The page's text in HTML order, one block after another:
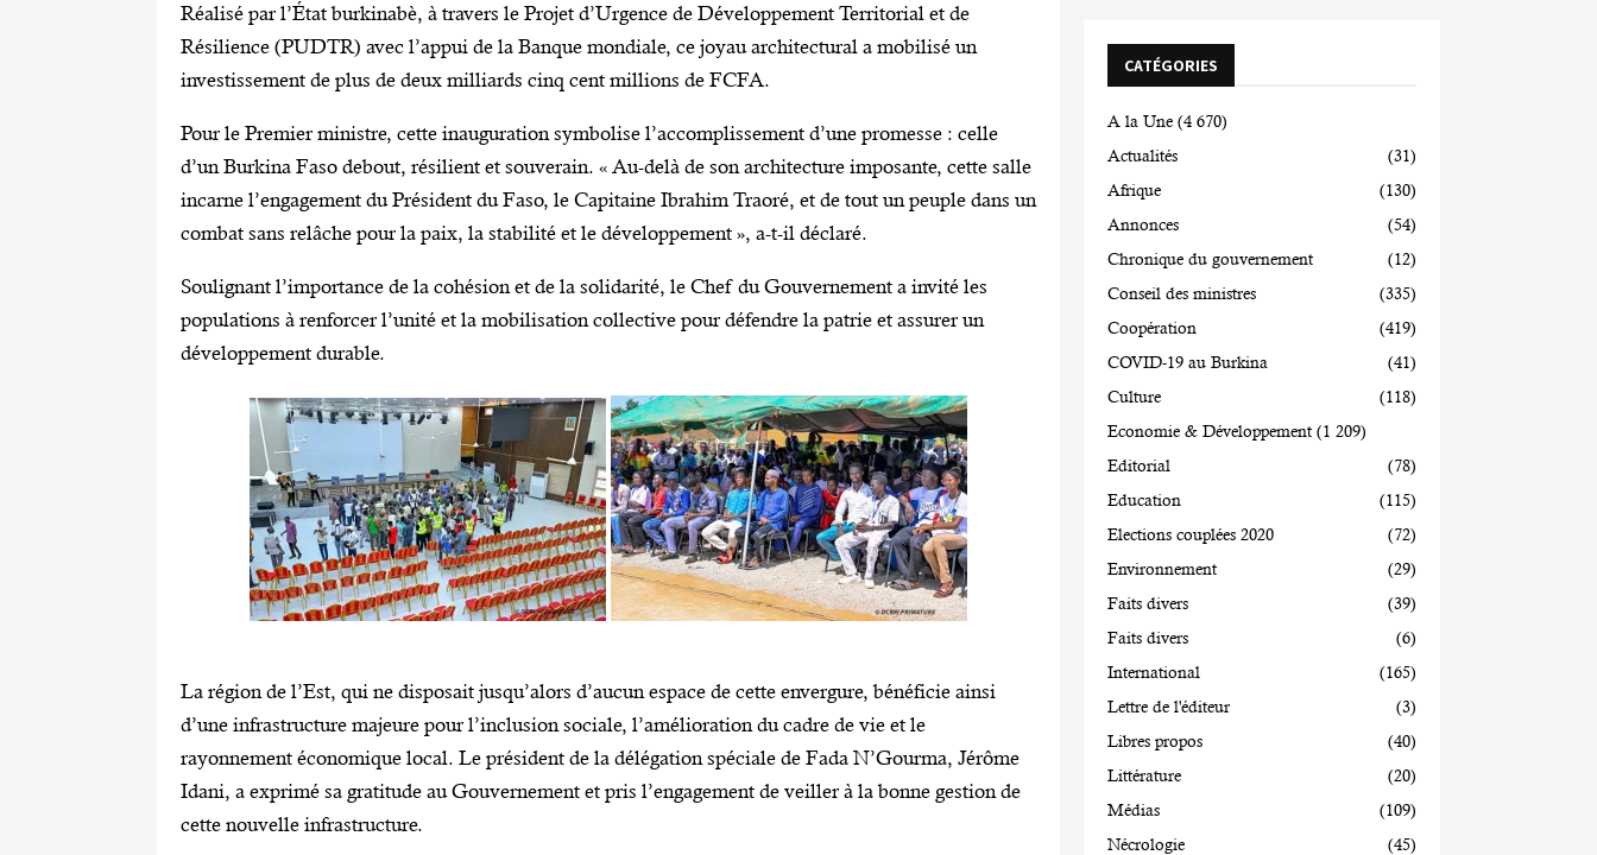
Réalisé par l’État burkinabè, à travers le Projet d’Urgence de Développement Territorial et de
Résilience (PUDTR) avec l’appui de la Banque mondiale, ce joyau architectural a mobilisé un
investissement de plus de deux milliards cinq cent millions de FCFA.
Pour le Premier ministre, cette inauguration symbolise l’accomplissement d’une promesse : celle
d’un Burkina Faso debout, résilient et souverain. « Au-delà de son architecture imposante, cette salle
incarne l’engagement du Président du Faso, le Capitaine Ibrahim Traoré, et de tout un peuple dans un
combat sans relâche pour la paix, la stabilité et le développement », a-t-il déclaré.
Soulignant l’importance de la cohésion et de la solidarité, le Chef du Gouvernement a invité les
populations à renforcer l’unité et la mobilisation collective pour défendre la patrie et assurer un
développement durable.
La région de l’Est, qui ne disposait jusqu’alors d’aucun espace de cette envergure, bénéficie ainsi
d’une infrastructure majeure pour l’inclusion sociale, l’amélioration du cadre de vie et le
rayonnement économique local. Le président de la délégation spéciale de Fada N’Gourma, Jérôme
Idani, a exprimé sa gratitude au Gouvernement et pris l’engagement de veiller à la bonne gestion de
cette nouvelle infrastructure.
CATÉGORIES
A la Une (4 670)
Actualités
(31)
Afrique
(130)
Annonces
(54)
Chronique du gouvernement
(12)
Conseil des ministres
(335)
Coopération
(419)
COVID-19 au Burkina
(41)
Culture
(118)
Economie & Développement (1 209)
Editorial
(78)
Education
(115)
Elections couplées 2020
(72)
Environnement
(29)
Faits divers
(39)
Faits divers
(6)
International
(165)
Lettre de l'éditeur
(3)
Libres propos
(40)
Littérature
(20)
Médias
(109)
Nécrologie
(45)